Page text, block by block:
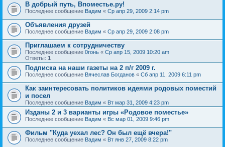
В добрый путь, Впоместье.ру!
Последнее сообщение Вадим « Ср апр 29, 2009 2:14 pm
Объявления друзей
Последнее сообщение Вадим « Ср апр 29, 2009 2:08 pm
Приглашаем к сотрудничеству
Последнее сообщение 0гонь « Ср апр 15, 2009 10:20 am
Ответы: 1
Подписка на наши газеты на 2 п/г 2009 г.
Последнее сообщение Вячеслав Богданов « Сб апр 11, 2009 6:11 pm
Как заинтересовать политиков идеями родовых поместий
и посел
Последнее сообщение Вадим « Вт мар 31, 2009 4:23 pm
Изданы 2 и 3 варианты игры «Родовое поместье»
Последнее сообщение Вадим « Вс мар 01, 2009 9:46 pm
Фильм "Куда уехал лес? Он был ещё вчера!"
Последнее сообщение Вадим « Вт янв 27, 2009 8:22 pm